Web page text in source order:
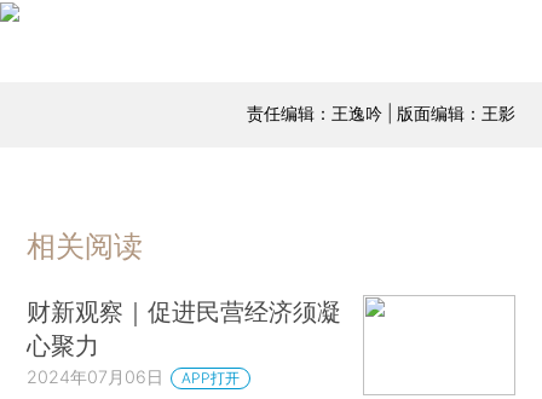
责任编辑：王逸吟 | 版面编辑：王影
相关阅读
财新观察｜促进民营经济须凝
心聚力
2024年07月06日 APP打开